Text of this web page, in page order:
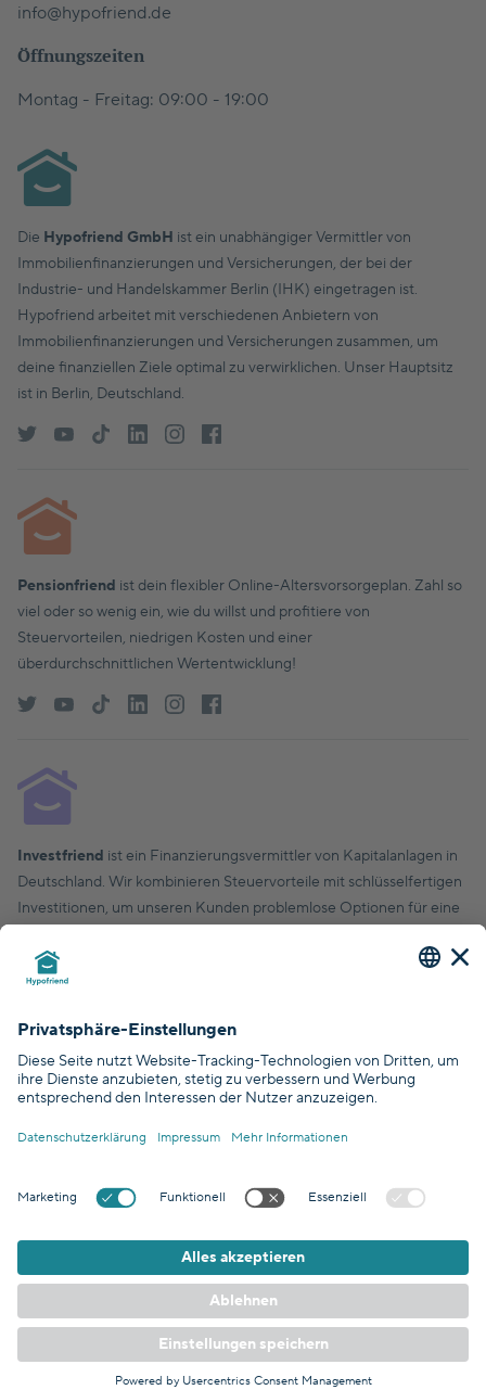
info@hypofriend.de
Öffnungszeiten
Montag - Freitag: 09:00 - 19:00
Die Hypofriend GmbH ist ein unabhängiger Vermittler von
Immobilienfinanzierungen und Versicherungen, der bei der
Industrie- und Handelskammer Berlin (IHK) eingetragen ist.
Hypofriend arbeitet mit verschiedenen Anbietern von
Immobilienfinanzierungen und Versicherungen zusammen, um
deine finanziellen Ziele optimal zu verwirklichen. Unser Hauptsitz
ist in Berlin, Deutschland.
Pensionfriend ist dein flexibler Online-Altersvorsorgeplan. Zahl so
viel oder so wenig ein, wie du willst und profitiere von
Steuervorteilen, niedrigen Kosten und einer
überdurchschnittlichen Wertentwicklung!
Investfriend ist ein Finanzierungsvermittler von Kapitalanlagen in
Deutschland. Wir kombinieren Steuervorteile mit schlüsselfertigen
Investitionen, um unseren Kunden problemlose Optionen für eine
© Hypofriend GmbH 2026
Abgedeckt durch